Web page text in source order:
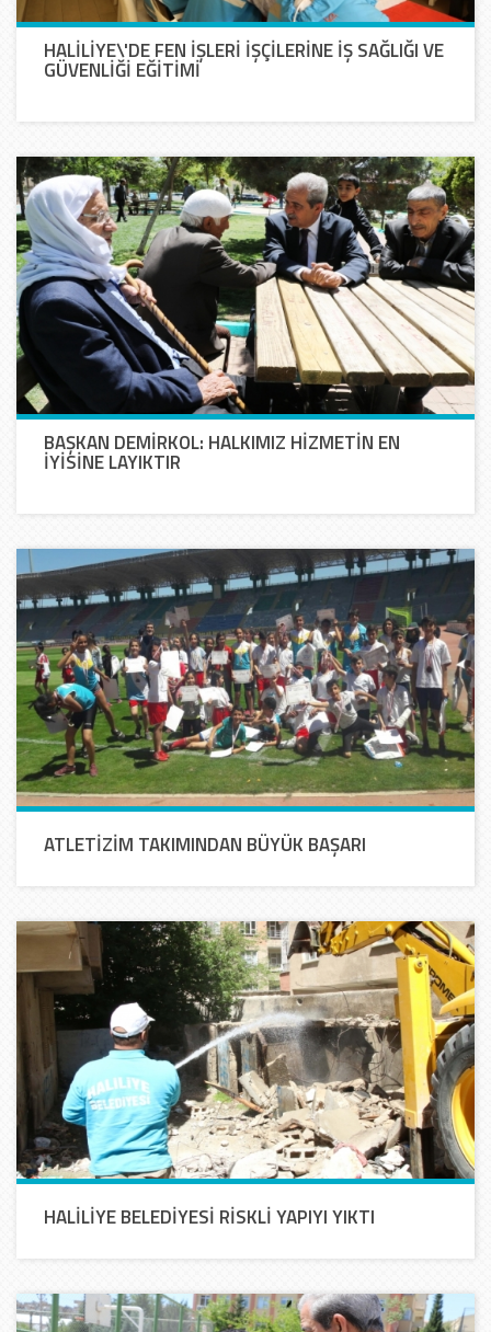
HALİLİYE\'DE FEN İŞLERİ İŞÇİLERİNE İŞ SAĞLIĞI VE
GÜVENLİĞİ EĞİTİMİ
BAŞKAN DEMİRKOL: HALKIMIZ HİZMETİN EN
İYİSİNE LAYIKTIR
ATLETİZİM TAKIMINDAN BÜYÜK BAŞARI
HALİLİYE BELEDİYESİ RİSKLİ YAPIYI YIKTI